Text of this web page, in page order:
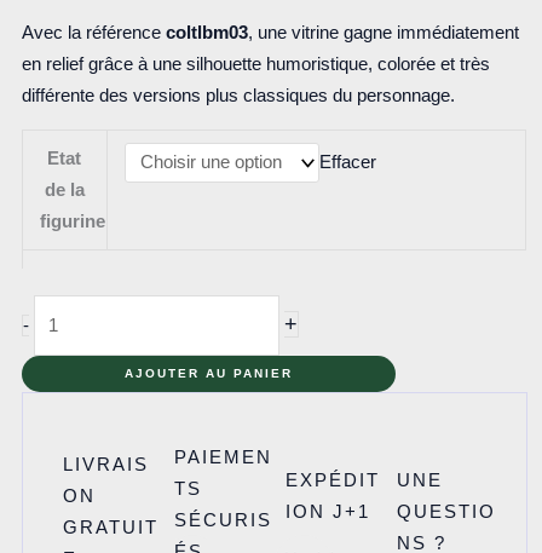
Avec la référence coltlbm03, une vitrine gagne immédiatement
en relief grâce à une silhouette humoristique, colorée et très
différente des versions plus classiques du personnage.
Etat
de la
figurine
Effacer
-
Batman
+
AJOUTER AU PANIER
LIVRAIS
ON
GRATUIT
PAIEMEN
TS
SÉCURIS
EXPÉDIT
ION J+1
UNE
QUESTIO
NS ?